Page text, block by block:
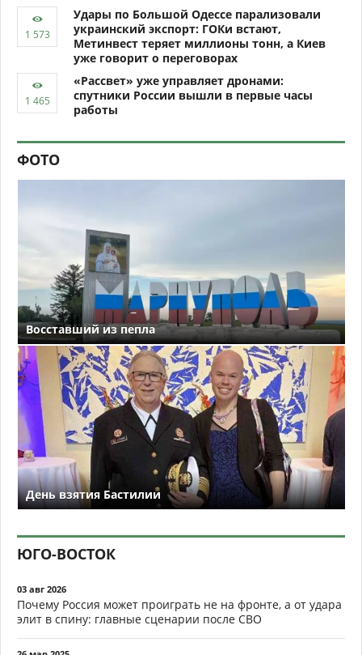
Удары по Большой Одессе парализовали
украинский экспорт: ГОКи встают,
Метинвест теряет миллионы тонн, а Киев
уже говорит о переговорах
«Рассвет» уже управляет дронами:
спутники России вышли в первые часы
работы
ФОТО
Восставший из пепла
День взятия Бастилии
ЮГО-ВОСТОК
03 авг 2026
Почему Россия может проиграть не на фронте, а от удара
элит в спину: главные сценарии после СВО